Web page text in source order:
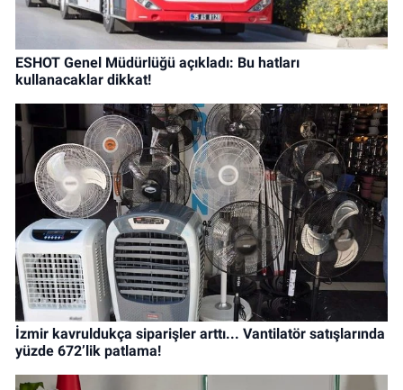
ESHOT Genel Müdürlüğü açıkladı: Bu hatları
kullanacaklar dikkat!
İzmir kavruldukça siparişler arttı... Vantilatör satışlarında
yüzde 672’lik patlama!